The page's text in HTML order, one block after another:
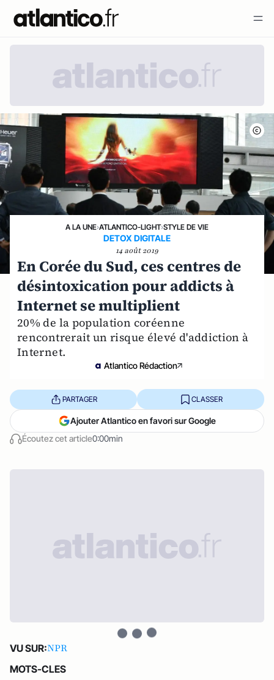
A LA UNE›ATLANTICO-LIGHT›STYLE DE VIE
DETOX DIGITALE
14 août 2019
En Corée du Sud, ces centres de
désintoxication pour addicts à
Internet se multiplient
20% de la population coréenne
rencontrerait un risque élevé d'addiction à
Internet.
Atlantico Rédaction
Écoutez cet article0:00min
PARTAGER CLASSER
Ajouter Atlantico en favori sur Google
VU SUR:NPR
MOTS-CLES